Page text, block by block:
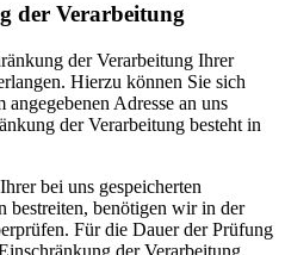
der Verarbeitung
der Verarbeitung Ihrer
Hierzu können Sie sich
Adresse an uns
der Verarbeitung besteht in
bei uns gespeicherten
bestreiten, benötigen wir in der
Für die Dauer der Prüfung
der Verarbeitung